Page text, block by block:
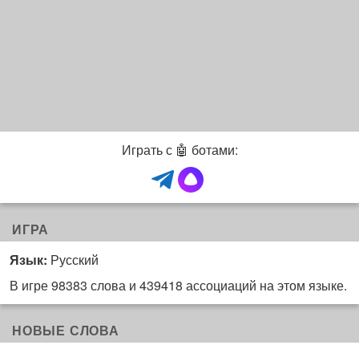
Играть с 🤖 ботами:
ИГРА
Язык: Русский
В игре 98383 слова и 439418 ассоциаций на этом языке.
НОВЫЕ СЛОВА